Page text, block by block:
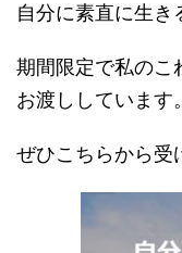
自分に素直に生き
期間限定で私のこ
お渡ししています。
ぜひこちらから受